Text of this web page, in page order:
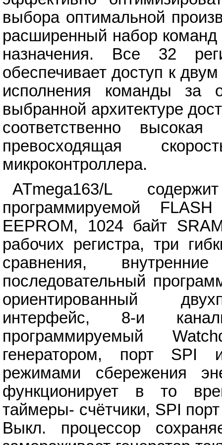
выбора оптимальной
расширенный набор
назначения. Все 32
обеспечивает доступ к
исполнения команды за
выбранной архитектуре
соответственно
превосходящая
микроконтроллера.
ATmega163/L
программируемой
EEPROM, 1024 байт
рабочих регистра, три
сравнения,
последовательный
ориентированный
интерфейс, 8-и
программируемый
генератором, порт SPI
режимами сбережения
функционирует в то
таймеры- счётчики, SPI
Выкл. процессор